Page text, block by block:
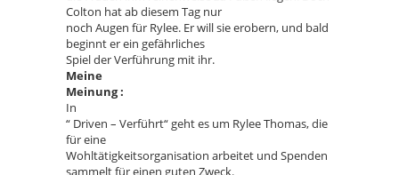
Colton hat ab diesem Tag nur
noch Augen für Rylee. Er will sie erobern, und bald
beginnt er ein gefährliches
Spiel der Verführung mit ihr.
Meine
Meinung :
In
“ Driven – Verführt“ geht es um Rylee Thomas, die
für eine
Wohltätigkeitsorganisation arbeitet und Spenden
sammelt für einen guten Zweck.